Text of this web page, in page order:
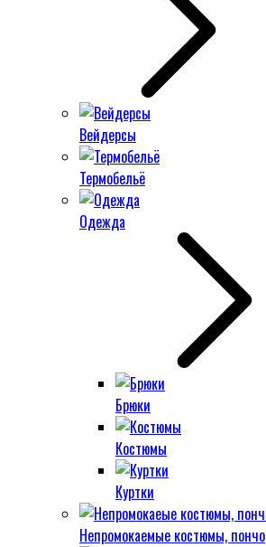
Вейдерсы
Термобельё
Одежда
Брюки
Костюмы
Куртки
Непромокаемые костюмы, пончо